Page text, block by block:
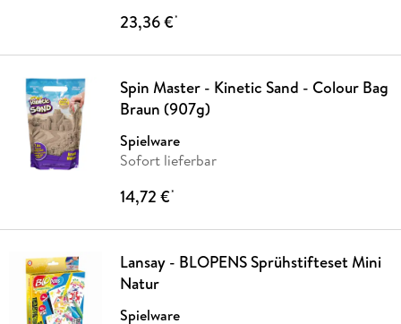
23,36 €*
Spin Master - Kinetic Sand - Colour Bag
Braun (907g)
Spielware
Sofort lieferbar
14,72 €*
Lansay - BLOPENS Sprühstifteset Mini
Natur
Spielware